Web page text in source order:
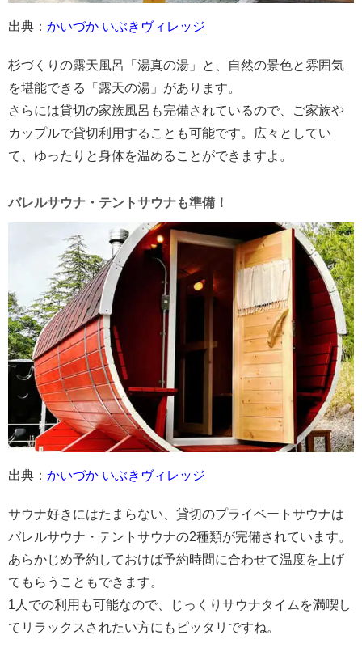
出典： かいづか いぶきヴィレッジ
杉づくりの露天風呂「湯真の湯」と、自然の景色と雰囲気
を堪能できる「露天の湯」があります。
さらには貸切の家族風呂も完備されているので、ご家族や
カップルで貸切利用することも可能です。広々としてい
て、ゆったりと身体を温めることができますよ。
バレルサウナ・テントサウナも準備！
出典： かいづか いぶきヴィレッジ
サウナ好きにはたまらない、貸切のプライベートサウナは
バレルサウナ・テントサウナの2種類が完備されています。
あらかじめ予約しておけば予約時間に合わせて温度を上げ
てもらうこともできます。
1人での利用も可能なので、じっくりサウナタイムを満喫し
てリラックスされたい方にもピッタリですね。